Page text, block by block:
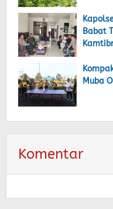
Babat
Muba
Komentar